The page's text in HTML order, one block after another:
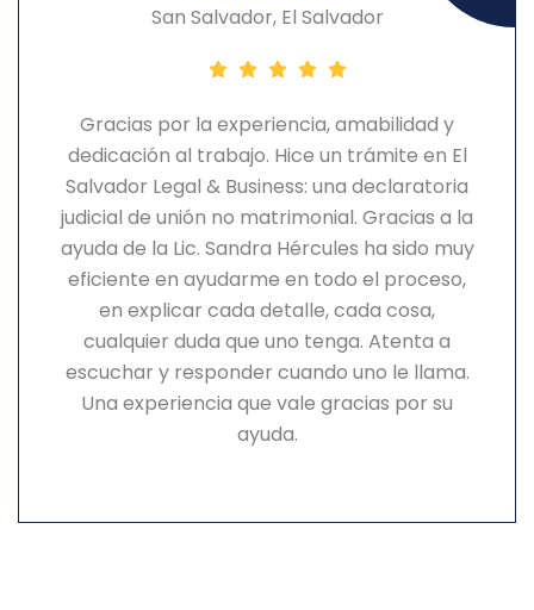
San Salvador, El Salvador
Gracias por la experiencia, amabilidad y
dedicación al trabajo. Hice un trámite en El
Salvador Legal & Business: una declaratoria
judicial de unión no matrimonial. Gracias a la
ayuda de la Lic. Sandra Hércules ha sido muy
eficiente en ayudarme en todo el proceso,
en explicar cada detalle, cada cosa,
cualquier duda que uno tenga. Atenta a
escuchar y responder cuando uno le llama.
Una experiencia que vale gracias por su
ayuda.